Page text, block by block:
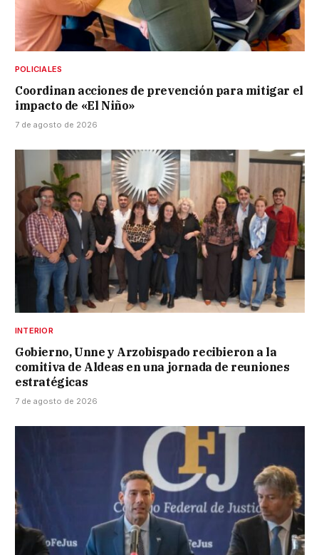
POLICIALES
Coordinan acciones de prevención para mitigar el
impacto de «El Niño»
7 de agosto de 2026
INTERIOR
Gobierno, Unne y Arzobispado recibieron a la
comitiva de Aldeas en una jornada de reuniones
estratégicas
7 de agosto de 2026